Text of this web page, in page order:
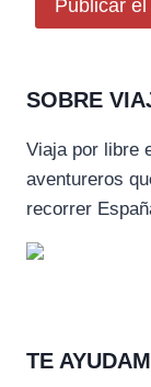
SOBRE
Viaja por libre
aventureros
recorrer
TE